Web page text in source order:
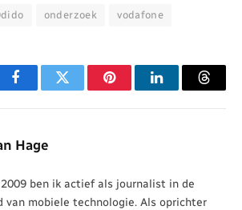
onderzoek vodafone
FacebookTwitter PinterestLinkedIn
Hage
ben ik actief als journalist in de
van mobiele technologie. Als oprichter